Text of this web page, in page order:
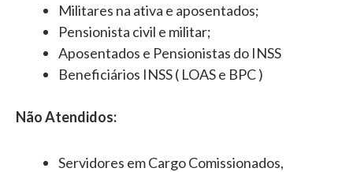
Militares na ativa e aposentados;
Pensionista civil e militar;
Aposentados e Pensionistas do INSS
Beneficiários INSS ( LOAS e BPC )
Não Atendidos:
Servidores em Cargo Comissionados,